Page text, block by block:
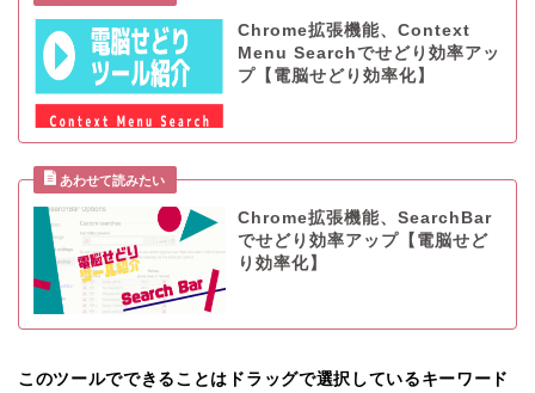
Chrome拡張機能、Context
Menu Searchでせどり効率アッ
プ【電脳せどり効率化】
Chrome拡張機能、SearchBar
でせどり効率アップ【電脳せど
り効率化】
このツールでできることはドラッグで選択しているキーワード